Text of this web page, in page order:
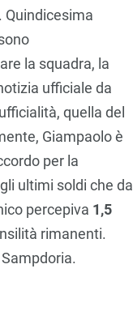
Quindicesima
la squadra, la
ufficiale da
quella del
Giampaolo è
per la
ultimi soldi che da
percepiva 1,5
rimanenti.